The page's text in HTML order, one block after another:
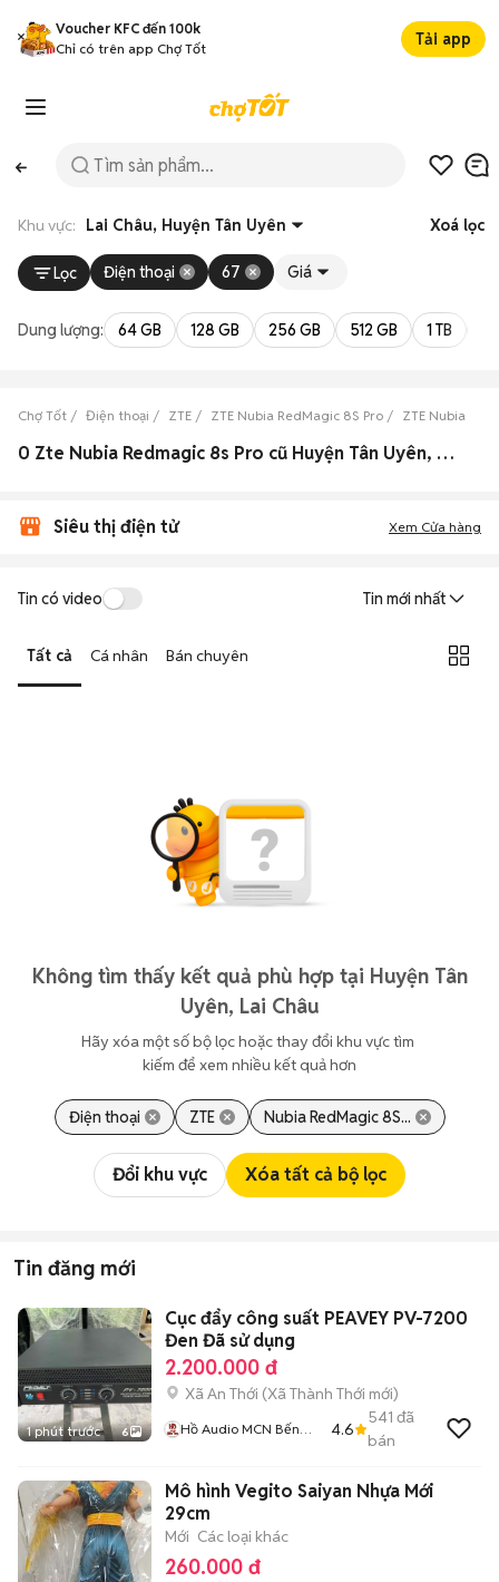
Voucher KFC đến 100k
Chỉ có trên app Chợ Tốt
Tải app
Khu vực: Lai Châu, Huyện Tân Uyên Xoá lọc
Lọc Điện thoại 67 Giá
Dung lượng: 64 GB 128 GB 256 GB 512 GB 1 TB
Chợ Tốt Điện thoại ZTE ZTE Nubia RedMagic 8S Pro ZTE Nubia
0 Zte Nubia Redmagic 8s Pro cũ Huyện Tân Uyên, Lai Châu đẹp
Siêu thị điện tử Xem Cửa hàng
Tin có video Tin mới nhất
Tất cả Cá nhân Bán chuyên
Không tìm thấy kết quả phù hợp tại Huyện Tân
Uyên, Lai Châu
Hãy xóa một số bộ lọc hoặc thay đổi khu vực tìm
kiếm để xem nhiều kết quả hơn
Điện thoại ZTE Nubia RedMagic 8S...
Đổi khu vực Xóa tất cả bộ lọc
Tin đăng mới
1 phút trước 6
Cục đẩy công suất PEAVEY PV-7200
Đen Đã sử dụng
2.200.000 đ
Xã An Thới (Xã Thành Thới mới)
Hồ Audio MCN Bến
4.6
541 đã
bán
Mô hình Vegito Saiyan Nhựa Mới
29cm
Mới Các loại khác
260.000 đ